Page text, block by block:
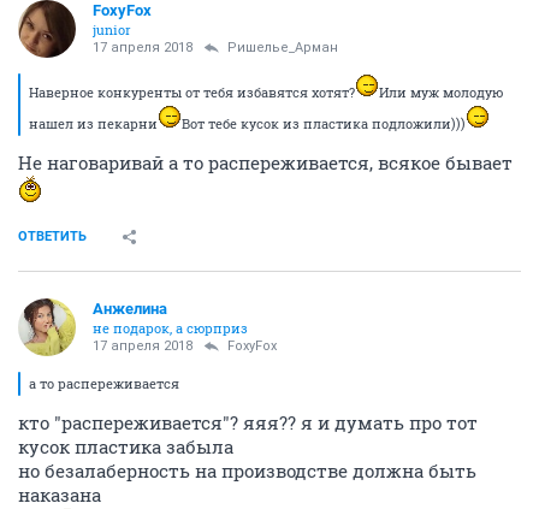
FoxyFox
junior
17 апреля 2018 Ришелье_Арман
Наверное конкуренты от тебя избавятся хотят?
Или муж молодую
нашел из пекарни
Вот тебе кусок из пластика подложили)))
Не наговаривай а то распереживается, всякое бывает
ОТВЕТИТЬ
Aнжелина
не подарок, а сюрприз
17 апреля 2018 FoxyFox
а то распереживается
кто "распереживается"? яяя?? я и думать про тот
кусок пластика забыла
но безалаберность на производстве должна быть
наказана